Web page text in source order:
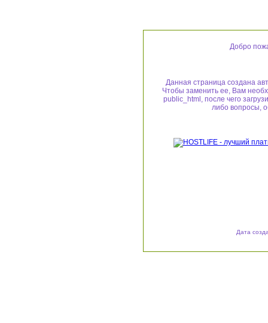
Добро
Данная страница создана
Чтобы заменить ее, Вам
public_html, после чего
либо вопросы,
Дата